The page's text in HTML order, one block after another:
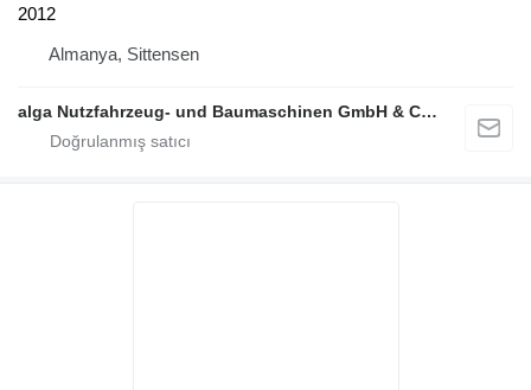
2012
Almanya, Sittensen
alga Nutzfahrzeug- und Baumaschinen GmbH & Co. KG